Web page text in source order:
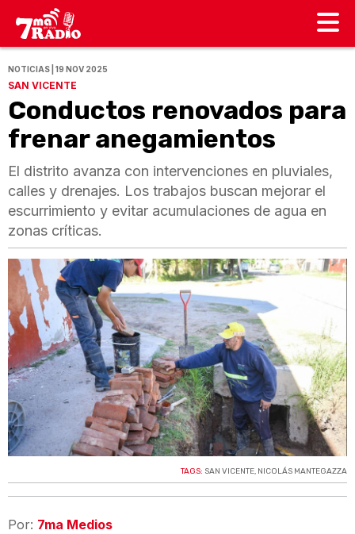
NOTICIAS | 19 NOV 2025
SAN VICENTE
Conductos renovados para
frenar anegamientos
El distrito avanza con intervenciones en pluviales,
calles y drenajes. Los trabajos buscan mejorar el
escurrimiento y evitar acumulaciones de agua en
zonas críticas.
TAGS: SAN VICENTE, NICOLÁS MANTEGAZZA
Por: 7ma Medios